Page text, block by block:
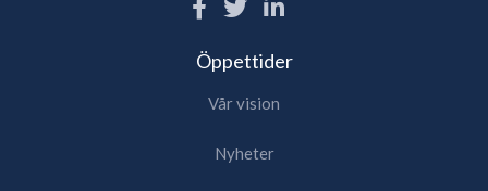
Öppettider
Vår vision
Nyheter